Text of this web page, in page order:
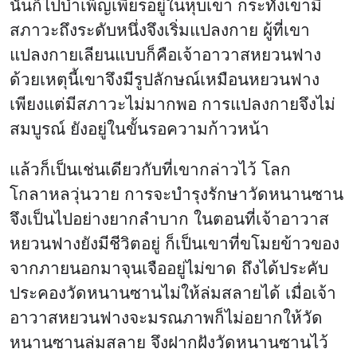
นั้นก็ไปบำเพ็ญเพียรอยู่ในหุบเขา กระทั่งเขามี
สภาวะถึงระดับหนึ่งจึงเริ่มแปลงกาย ผู้ที่เขา
แปลงกายเลียนแบบก็คือเจ้าอาวาสหยวนฟาง
ด้วยเหตุนี้เขาจึงมีรูปลักษณ์เหมือนหยวนฟาง
เพียงแต่มีสภาวะไม่มากพอ การแปลงกายจึงไม่
สมบูรณ์ ยังอยู่ในขั้นรอความก้าวหน้า
แล้วก็เป็นเช่นเดียวกับที่เขากล่าวไว้ โลก
โกลาหลวุ่นวาย การจะบำรุงรักษาวัดหนานซาน
จึงเป็นไปอย่างยากลำบาก ในตอนที่เจ้าอาวาส
หยวนฟางยังมีชีวิตอยู่ ก็เป็นเขาที่ขโมยข้าวของ
จากภายนอกมาจุนเจืออยู่ไม่ขาด ถึงได้ประคับ
ประคองวัดหนานซานไม่ให้ล่มสลายได้ เมื่อเจ้า
อาวาสหยวนฟางจะมรณภาพก็ไม่อยากให้วัด
หนานซานล่มสลาย จึงฝากฝังวัดหนานซานไว้